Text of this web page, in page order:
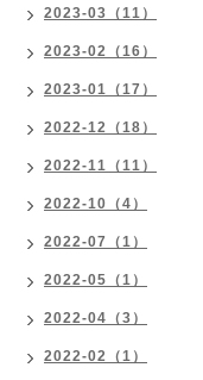
2023-03（11）
2023-02（16）
2023-01（17）
2022-12（18）
2022-11（11）
2022-10（4）
2022-07（1）
2022-05（1）
2022-04（3）
2022-02（1）